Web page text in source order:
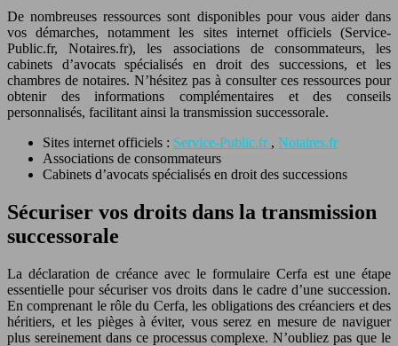
De nombreuses ressources sont disponibles pour vous aider dans
vos démarches, notamment les sites internet officiels (Service-
Public.fr, Notaires.fr), les associations de consommateurs, les
cabinets d’avocats spécialisés en droit des successions, et les
chambres de notaires. N’hésitez pas à consulter ces ressources pour
obtenir des informations complémentaires et des conseils
personnalisés, facilitant ainsi la transmission successorale.
Sites internet officiels : Service-Public.fr , Notaires.fr
Associations de consommateurs
Cabinets d’avocats spécialisés en droit des successions
Sécuriser vos droits dans la transmission
successorale
La déclaration de créance avec le formulaire Cerfa est une étape
essentielle pour sécuriser vos droits dans le cadre d’une succession.
En comprenant le rôle du Cerfa, les obligations des créanciers et des
héritiers, et les pièges à éviter, vous serez en mesure de naviguer
plus sereinement dans ce processus complexe. N’oubliez pas que le